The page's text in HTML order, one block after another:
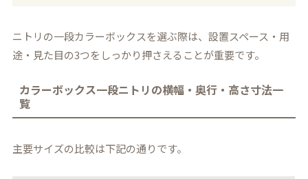
ニトリの一段カラーボックスを選ぶ際は、設置スペース・用
途・見た目の3つをしっかり押さえることが重要です。
カラーボックス一段ニトリの横幅・奥行・高さ寸法一
覧
主要サイズの比較は下記の通りです。